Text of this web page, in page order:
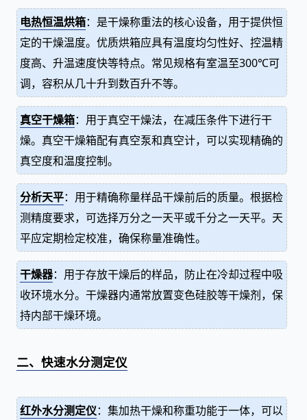
电热恒温烘箱：是干燥称重法的核心设备，用于提供恒
定的干燥温度。优质烘箱应具有温度均匀性好、控温精
度高、升温速度快等特点。常见规格有室温至300℃可
调，容积从几十升到数百升不等。
真空干燥箱：用于真空干燥法，在减压条件下进行干
燥。真空干燥箱配有真空泵和真空计，可以实现精确的
真空度和温度控制。
分析天平：用于精确称量样品干燥前后的质量。根据检
测精度要求，可选择万分之一天平或千分之一天平。天
平应定期检定校准，确保称量准确性。
干燥器：用于存放干燥后的样品，防止在冷却过程中吸
收环境水分。干燥器内通常放置变色硅胶等干燥剂，保
持内部干燥环境。
二、快速水分测定仪
红外水分测定仪：集加热干燥和称重功能于一体，可以